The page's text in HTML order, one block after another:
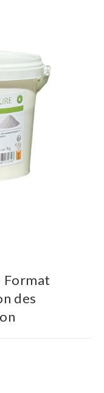
Format
des